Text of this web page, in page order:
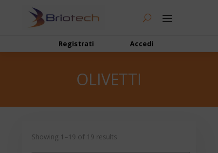
Registrati Accedi
OLIVETTI
Showing 1–19 of 19 results